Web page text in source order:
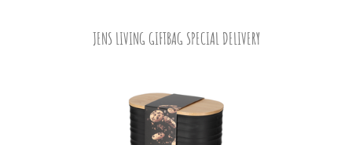
JENS LIVING GIFTBAG SPECIAL DELIVERY